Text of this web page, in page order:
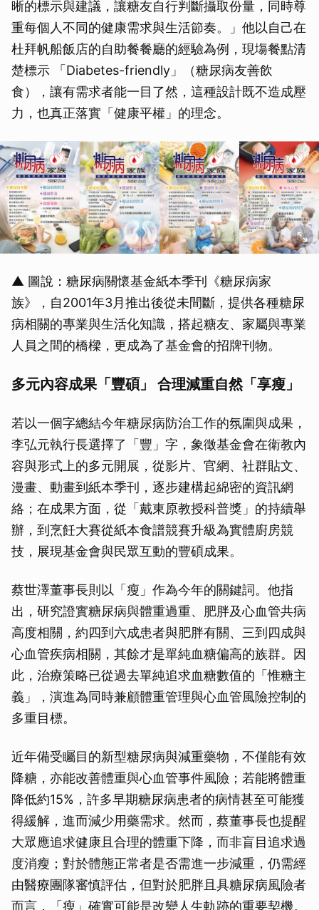
晰的標示與建議，讓糖友自行判斷攝取份量，同時尊
重每個人不同的健康需求與生活節奏。」他以自己在
杜拜帆船飯店的自助餐餐廳的經驗為例，現塲餐點清
楚標示 「Diabetes-friendly」（糖尿病友善飲
食），讓有需求者能一目了然，這種設計既不造成壓
力，也真正落實「健康平權」的理念。
▲ 圖說：糖尿病關懷基金紙本季刊《糖尿病家
族》，自2001年3月推出後從未間斷，提供各種糖尿
病相關的專業與生活化知識，搭起糖友、家屬與專業
人員之間的橋樑，更成為了基金會的招牌刊物。
多元內容成果「豐碩」 合理減重自然「享瘦」
若以一個字總結今年糖尿病防治工作的氛圍與成果，
李弘元執行長選擇了「豐」字，象徵基金會在衛教內
容與形式上的多元開展，從影片、官網、社群貼文、
漫畫、動畫到紙本季刊，逐步建構起綿密的資訊網
絡；在成果方面，從「戴東原教授科普獎」的持續舉
辦，到烹飪大賽從紙本食譜競賽升級為實體廚房競
技，展現基金會與民眾互動的豐碩成果。
蔡世澤董事長則以「瘦」作為今年的關鍵詞。他指
出，研究證實糖尿病與體重過重、肥胖及心血管共病
高度相關，約四到六成患者與肥胖有關、三到四成與
心血管疾病相關，其餘才是單純血糖偏高的族群。因
此，治療策略已從過去單純追求血糖數值的「惟糖主
義」，演進為同時兼顧體重管理與心血管風險控制的
多重目標。
近年備受矚目的新型糖尿病與減重藥物，不僅能有效
降糖，亦能改善體重與心血管事件風險；若能將體重
降低約15%，許多早期糖尿病患者的病情甚至可能獲
得緩解，進而減少用藥需求。然而，蔡董事長也提醒
大眾應追求健康且合理的體重下降，而非盲目追求過
度消瘦；對於體態正常者是否需進一步減重，仍需經
由醫療團隊審慎評估，但對於肥胖且具糖尿病風險者
而言，「瘦」確實可能是改變人生軌跡的重要契機。